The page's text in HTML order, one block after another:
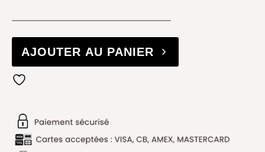
AJOUTER AU PANIER